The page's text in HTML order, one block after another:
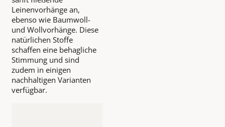
Leinenvorhänge an,
ebenso wie Baumwoll-
und Wollvorhänge. Diese
natürlichen Stoffe
schaffen eine behagliche
Stimmung und sind
zudem in einigen
nachhaltigen Varianten
verfügbar.